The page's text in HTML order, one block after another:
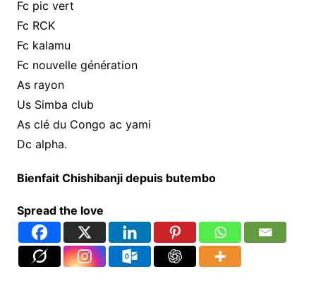
Fc pic vert
Fc RCK
Fc kalamu
Fc nouvelle génération
As rayon
Us Simba club
As clé du Congo ac yami
Dc alpha.
Bienfait Chishibanji depuis butembo
Spread the love